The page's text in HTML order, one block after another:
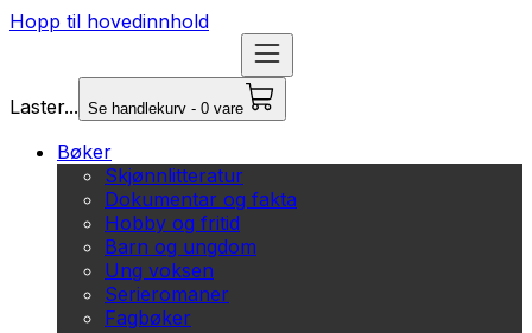
Hopp til hovedinnhold
Laster... Se handlekurv - 0 vare
Bøker
Skjønnlitteratur
Dokumentar og fakta
Hobby og fritid
Barn og ungdom
Ung voksen
Serieromaner
Fagbøker